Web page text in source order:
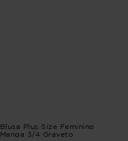
Blusa Plus Size Feminino
Manga 3/4 Graveto